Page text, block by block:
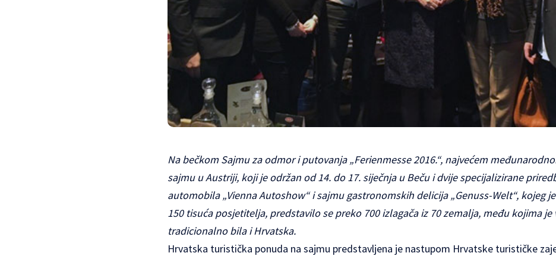
Na bečkom Sajmu za odmor i putovanja „Ferienmesse 2016.“, najvećem
sajmu u Austriji, koji je održan od 14. do 17. siječnja u Beču i dvije specijalizirane
automobila „Vienna Autoshow“ i sajmu gastronomskih delicija „Genuss-Welt“, kojeg
150 tisuća posjetitelja, predstavilo se preko 700 izlagača iz 70 zemalja, među kojima je
tradicionalno bila i Hrvatska.
Hrvatska turistička ponuda na sajmu predstavljena je nastupom Hrvatske turističke